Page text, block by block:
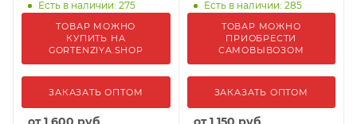
Есть в наличии: 275
ТОВАР МОЖНО
КУПИТЬ НА
GORTENZIYA.SHOP
ЗАКАЗАТЬ ОПТОМ
Есть в наличии: 285
ТОВАР МОЖНО
ПРИОБРЕСТИ
САМОВЫВОЗОМ
ЗАКАЗАТЬ ОПТОМ